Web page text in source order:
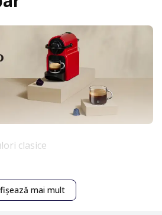
clasice
cafea cu capsule Nespresso
in orice locuinta si poate fi
mai mult